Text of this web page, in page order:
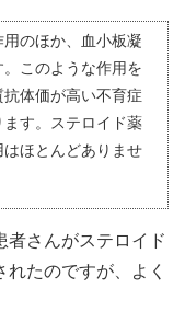
のほか、血小板凝
このような作用を
体価が高い不育症
ます。ステロイド薬
ほとんどありませ
者さんがステロイド
たのですが、よく